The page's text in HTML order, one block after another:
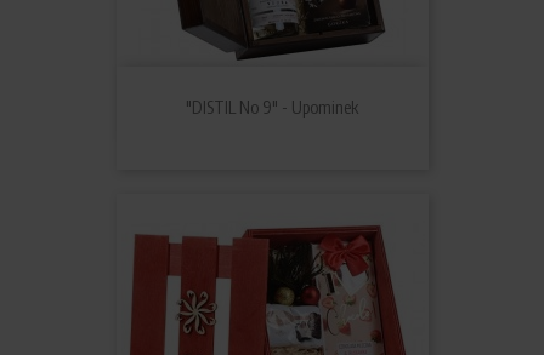
"DISTIL No 9" - Upominek